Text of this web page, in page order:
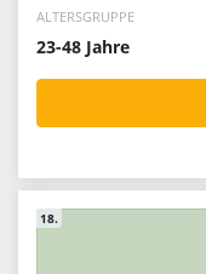
ALTERSGRUPPE
23-48 Jahre
18.